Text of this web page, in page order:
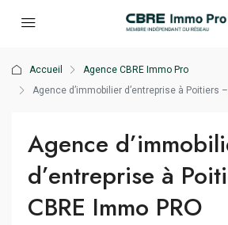
Accueil
Agence CBRE Immo Pro
Agence d’immobilier d’entreprise à Poitiers
Agence
d’entreprise à
CBRE Immo PRO